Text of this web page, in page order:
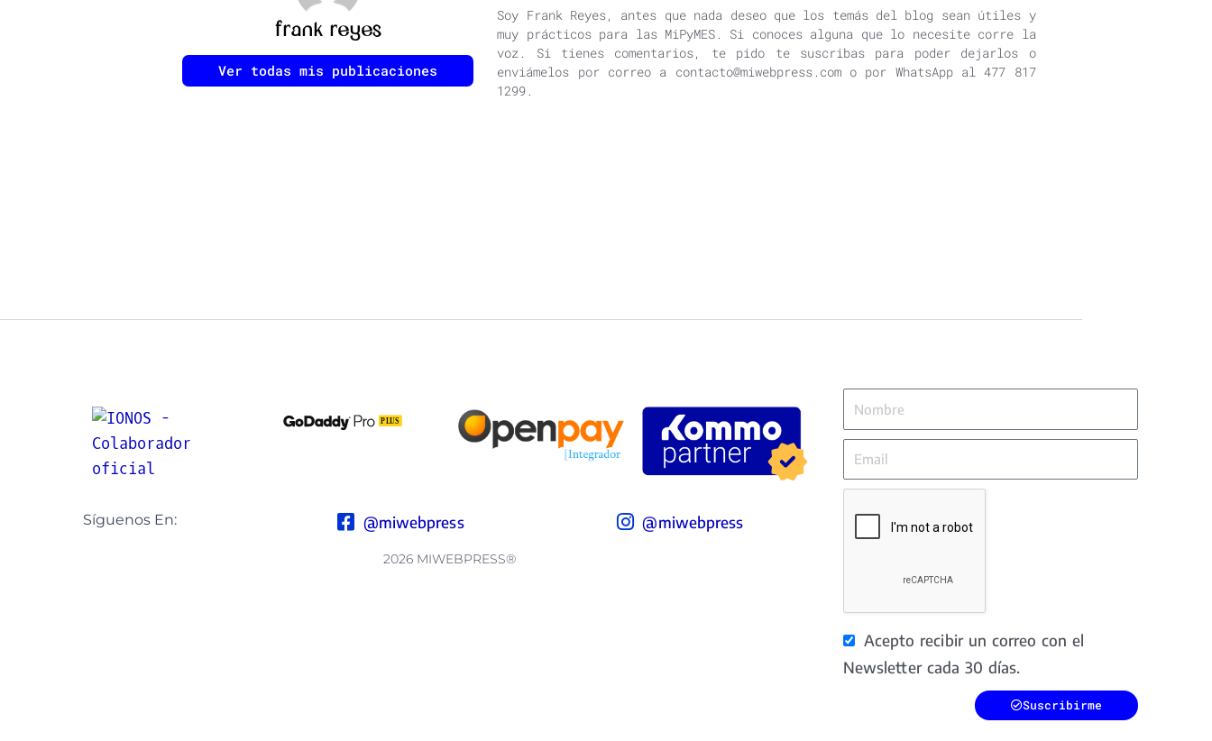
frank reyes
Ver todas mis publicaciones
Soy Frank Reyes, antes que nada deseo que los temás del blog sean útiles y
muy prácticos para las MiPyMES. Si conoces alguna que lo necesite corre la
voz. Si tienes comentarios, te pido te suscribas para poder dejarlos o
enviámelos por correo a contacto@miwebpress.com o por WhatsApp al 477 817
1299.
Síguenos En: @miwebpress @miwebpress
2026 MIWEBPRESS®
Nombre
Email
Acepto recibir un correo con el
Newsletter cada 30 días.
Suscribirme